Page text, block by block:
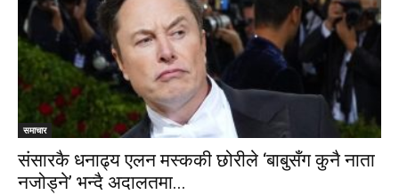
समाचार
संसारकै धनाढ्य एलन मस्ककी छोरीले ‘बाबुसँग कुनै नाता
नजोड्ने’ भन्दै अदालतमा...